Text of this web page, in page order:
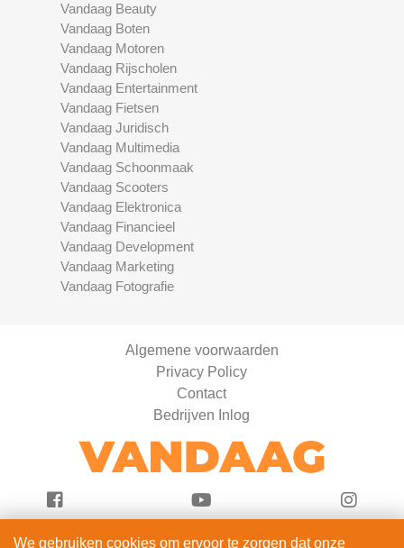
Vandaag Beauty
Vandaag Boten
Vandaag Motoren
Vandaag Rijscholen
Vandaag Entertainment
Vandaag Fietsen
Vandaag Juridisch
Vandaag Multimedia
Vandaag Schoonmaak
Vandaag Scooters
Vandaag Elektronica
Vandaag Financieel
Vandaag Development
Vandaag Marketing
Vandaag Fotografie
Algemene voorwaarden
Privacy Policy
Contact
Bedrijven Inlog
We gebruiken cookies om ervoor te zorgen dat onze